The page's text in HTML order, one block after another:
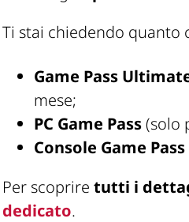
Ti stai chiedendo quanto
Game Pass
mese;
PC Game Pass(solo
Console Game Pass
Per scoprire tutti i
dedicato.